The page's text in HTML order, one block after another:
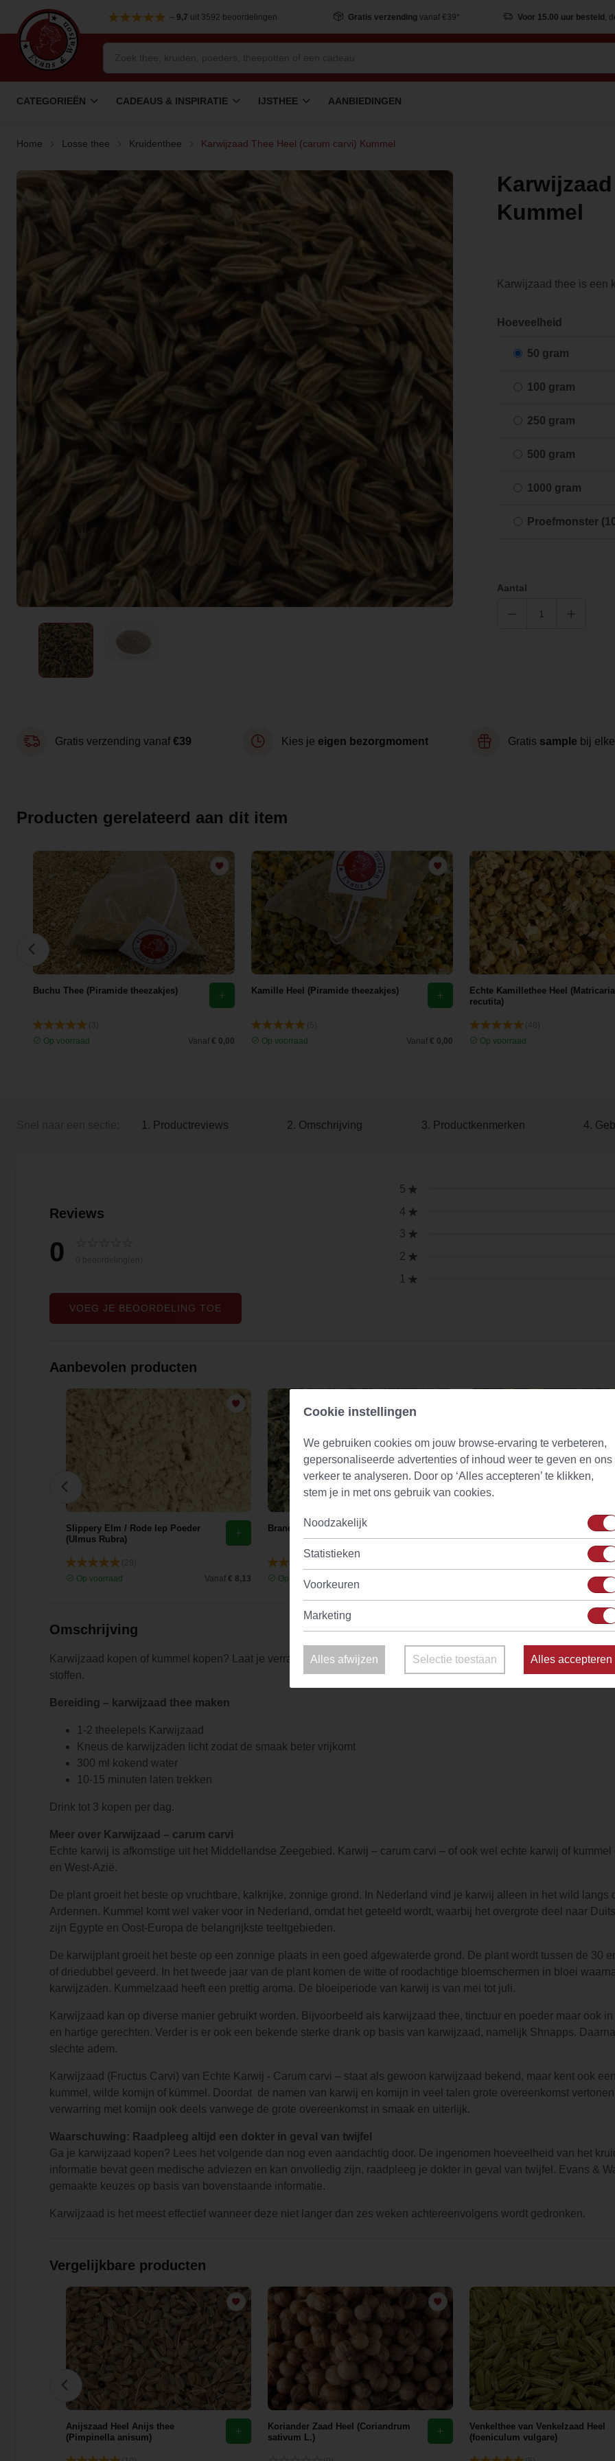
– 9,7 uit 3592 beoordelingen Gratis verzending vanaf €39* Voor 15.00 uur besteld ,
CATEGORIEËN CADEAUS & INSPIRATIE IJSTHEE AANBIEDINGEN
Home Losse thee Kruidenthee Karwijzaad Thee Heel (carum carvi) Kummel
Kummel
Karwijzaad thee is een
Hoeveelheid
50 gram
100 gram
250 gram
500 gram
1000 gram
Proefmonster
Aantal
Gratis verzending vanaf €39 Kies je eigen bezorgmoment Gratis sample bij
Producten gerelateerd aan dit item
Buchu Thee (Piramide theezakjes)
Op voorraad
Vanaf € 0,00
Kamille Heel (Piramide theezakjes)
Op voorraad
Vanaf € 0,00
Echte Kamillethee Heel (Matricaria
recutita)
Op voorraad
1. Productreviews 2. Omschrijving 3. Productkenmerken 4.
Reviews
0
5
4
3
2
1
VOEG JE BEOORDELING TOE
Aanbevolen producten
Slippery Elm / Rode Iep Poeder
(Ulmus Rubra)
Op voorraad
Vanaf € 8,13
Brandnetelthee (urtica dioica)
Op voorraad
Green Ginger Lemon Naturally
Splendid
Omschrijving
Karwijzaad kopen of kummel kopen? Laat je verrassen door de Karwijzaad thee van Evans & Watson! Onze
stoffen.
Bereiding – karwijzaad thee maken
1-2 theelepels Karwijzaad
Kneus de karwijzaden licht zodat de smaak beter vrijkomt
300 ml kokend water
10-15 minuten laten trekken
Drink tot 3 kopen per dag.
Meer over Karwijzaad – carum carvi
Echte karwij is afkomstige uit het Middellandse Zeegebied. Karwij – carum carvi – of ook wel echte karwij of
en West-Azië.
De plant groeit het beste op vruchtbare, kalkrijke, zonnige grond. In Nederland vind je karwij alleen in het wild
Ardennen. Kummel komt wel vaker voor in Nederland, omdat het geteeld wordt, waarbij het overgrote deel naar
zijn Egypte en Oost-Europa de belangrijkste teeltgebieden.
De karwijplant groeit het beste op een zonnige plaats in een goed afgewaterde grond. De plant wordt tussen de 30
of driedubbel geveerd. In het tweede jaar van de plant komen de witte of roodachtige bloemschermen in bloei
karwijzaden. Kummelzaad heeft een prettig aroma. De bloeiperiode van karwij is van mei tot juli.
Karwijzaad kan op diverse manier gebruikt worden. Bijvoorbeeld als karwijzaad thee, tinctuur en poeder maar ook
en hartige gerechten. Verder is er ook een bekende sterke drank op basis van karwijzaad, namelijk Shnapps.
slechte adem.
Karwijzaad (Fructus Carvi) van Echte Karwij - Carum carvi – staat als gewoon karwijzaad bekend, maar kent ook
kummel, wilde komijn of kümmel. Doordat de namen van karwij en komijn in veel talen grote overeenkomst
verwarring met komijn ook deels vanwege de grote overeenkomst in smaak en uiterlijk.
Waarschuwing: Raadpleeg altijd een dokter in geval van twijfel
Ga je karwijzaad kopen? Lees het volgende dan nog even aandachtig door. De ingenomen hoeveelheid van het
informatie bevat geen medische adviezen en kan onvolledig zijn, raadpleeg je dokter in geval van twijfel. Evans &
gemaakte keuzes op basis van bovenstaande informatie.
Karwijzaad is het meest effectief wanneer deze niet langer dan zes weken achtereenvolgens wordt gedronken.
Vergelijkbare producten
Anijszaad Heel Anijs thee
(Pimpinella anisum)
Koriander Zaad Heel (Coriandrum
sativum L.)
Venkelthee van Venkelzaad Heel
(foeniculum vulgare)
Cookie instellingen
We gebruiken cookies om jouw browse-ervaring te verbeteren,
gepersonaliseerde advertenties of inhoud weer te geven en ons
verkeer te analyseren. Door op ‘Alles accepteren’ te klikken,
stem je in met ons gebruik van cookies.
Noodzakelijk
Statistieken
Voorkeuren
Marketing
Alles afwijzen Selectie toestaan Alles accepteren